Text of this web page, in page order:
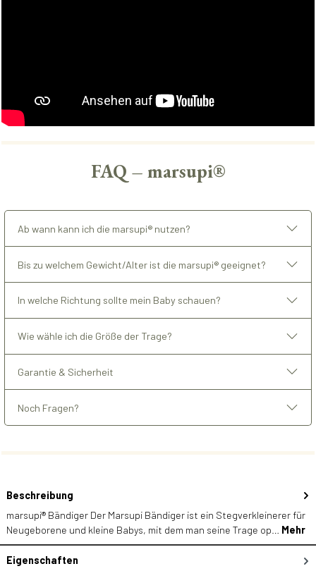
FAQ – marsupi®
Ab wann kann ich die marsupi® nutzen?
Bis zu welchem Gewicht/Alter ist die marsupi® geeignet?
In welche Richtung sollte mein Baby schauen?
Wie wähle ich die Größe der Trage?
Garantie & Sicherheit
Noch Fragen?
Beschreibung
marsupi® Bändiger Der Marsupi Bändiger ist ein Stegverkleinerer für
Neugeborene und kleine Babys, mit dem man seine Trage op… Mehr
Eigenschaften